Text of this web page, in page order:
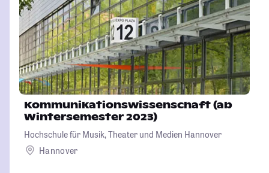
Kommunikationswissenschaft (ab
Wintersemester 2023)
Hochschule für Musik, Theater und Medien Hannover
Hannover